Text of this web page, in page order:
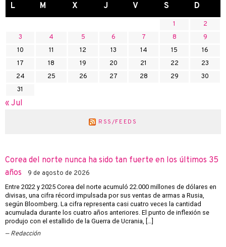
L M X J V S D
1
2
3
4 5 6 7 8
9
10
11 12 13 14 15
16
17
18 19 20 21 22
23
24
25 26 27 28 29
30
31
« Jul
RSS/FEEDS
Corea del norte nunca ha sido tan fuerte en los últimos 35
años
9 de agosto de 2026
Entre 2022 y 2025 Corea del norte acumuló 22.000 millones de dólares en
divisas, una cifra récord impulsada por sus ventas de armas a Rusia,
según Bloomberg. La cifra representa casi cuatro veces la cantidad
acumulada durante los cuatro años anteriores. El punto de inflexión se
produjo con el estallido de la Guerra de Ucrania, […]
Redacción